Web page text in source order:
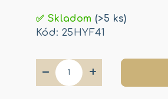
cena:
✅ Skladom (>5 ks)
Kód: 25HYF41
+
−